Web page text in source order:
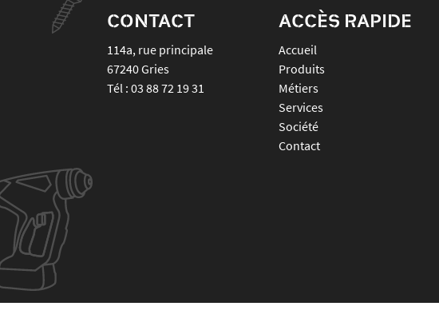
CONTACT
114a, rue principale
67240Gries
Tél :03 88 72 19 31
ACCÈS RAPIDE
Accueil
Produits
Métiers
Services
Société
Contact